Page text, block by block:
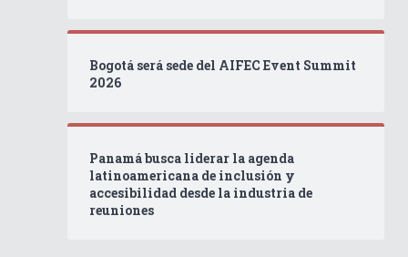
Bogotá será sede del AIFEC Event Summit
2026
Panamá busca liderar la agenda
latinoamericana de inclusión y
accesibilidad desde la industria de
reuniones